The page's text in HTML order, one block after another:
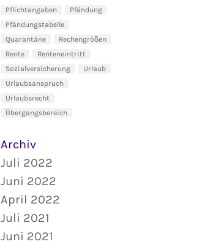
Pflichtangaben
Pfändung
Pfändungstabelle
Quarantäne
Rechengrößen
Rente
Renteneintritt
Sozialversicherung
Urlaub
Urlaubsanspruch
Urlaubsrecht
Übergangsbereich
Archiv
Juli 2022
Juni 2022
April 2022
Juli 2021
Juni 2021